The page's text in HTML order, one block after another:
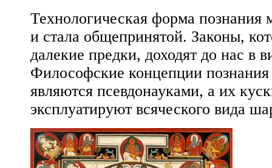
Технологическая форма познания
и стала общепринятой. Законы,
далекие предки, доходят до нас в
Философские концепции познания
являются псевдонауками, а их
эксплуатируют всяческого вида